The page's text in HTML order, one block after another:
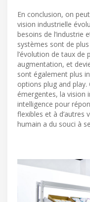
En conclusion, on
vision industrielle
besoins de l’industrie
systèmes sont de
l’évolution de taux de
augmentation, et
sont également plus
options plug and
émergentes, la vision
intelligence pour
flexibles et à d’autres
humain a du souci à